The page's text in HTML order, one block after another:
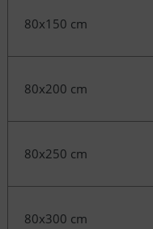
80x150 cm
80x200 cm
80x250 cm
80x300 cm